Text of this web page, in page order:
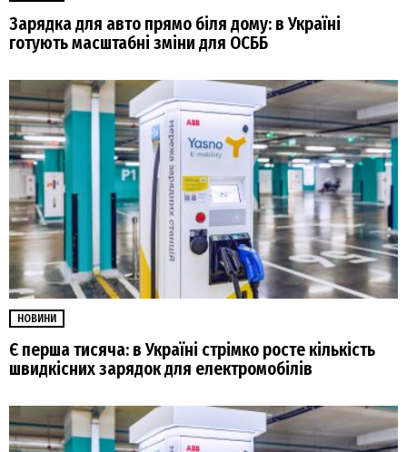
Зарядка для авто прямо біля дому: в Україні
готують масштабні зміни для ОСББ
НОВИНИ
Є перша тисяча: в Україні стрімко росте кількість
швидкісних зарядок для електромобілів